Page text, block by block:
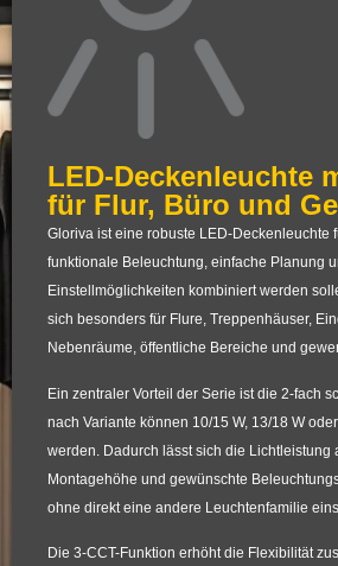
LED-Deckenleuchte
für Flur, Büro und
Gloriva ist eine robuste LED-Deckenleuchte
funktionale Beleuchtung, einfache Planung
Einstellmöglichkeiten kombiniert werden
sich besonders für Flure, Treppenhäuser,
Nebenräume, öffentliche Bereiche und
Ein zentraler Vorteil der Serie ist die 2-fach
nach Variante können 10/15 W, 13/18 W
werden. Dadurch lässt sich die Lichtleistung
Montagehöhe und gewünschte
ohne direkt eine andere Leuchtenfamilie
Die 3-CCT-Funktion erhöht die Flexibilität